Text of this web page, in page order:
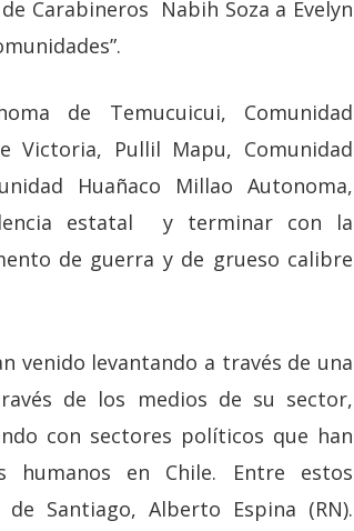
Carabineros Nabih Soza a Evelyn
de Temucuicui, Comunidad
Victoria, Pullil Mapu, Comunidad
Huañaco Millao Autonoma,
estatal y terminar con la
de guerra y de grueso calibre
venido levantando a través de una
de los medios de su sector,
con sectores políticos que han
humanos en Chile. Entre estos
Santiago, Alberto Espina (RN).